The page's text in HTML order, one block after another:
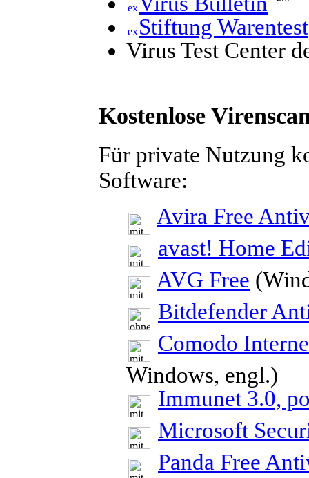
Stiftung Warentest
Virus Test Center
Kostenlose
Für private Nutzung
Software:
Avira Free
avast! Home
AVG Free
Bitdefender
Comodo
Windows, engl.)
Immunet 3.0,
Microsoft
Panda Free